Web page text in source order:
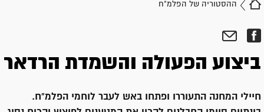
ההסטוריה של הפלמ"ח
ביצוע הפעולה והשמדת הרדאר
חיילי המחנה התעוררו ופתחו באש לעבר לוחמי הפלמ"ח.